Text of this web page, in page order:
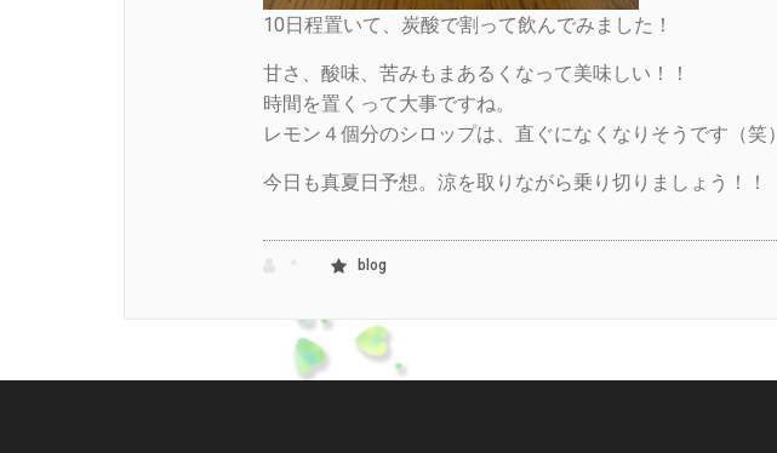
10日程置いて、炭酸で割って飲んでみました！
甘さ、酸味、苦みもまあるくなって美味しい！！
時間を置くって大事ですね。
レモン４個分のシロップは、直ぐになくなりそうです（笑）
今日も真夏日予想。涼を取りながら乗り切りましょう！！
blog